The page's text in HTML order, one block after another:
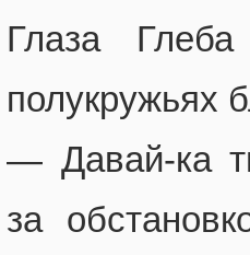
Глаза
полукружьях
— Давай-ка
за